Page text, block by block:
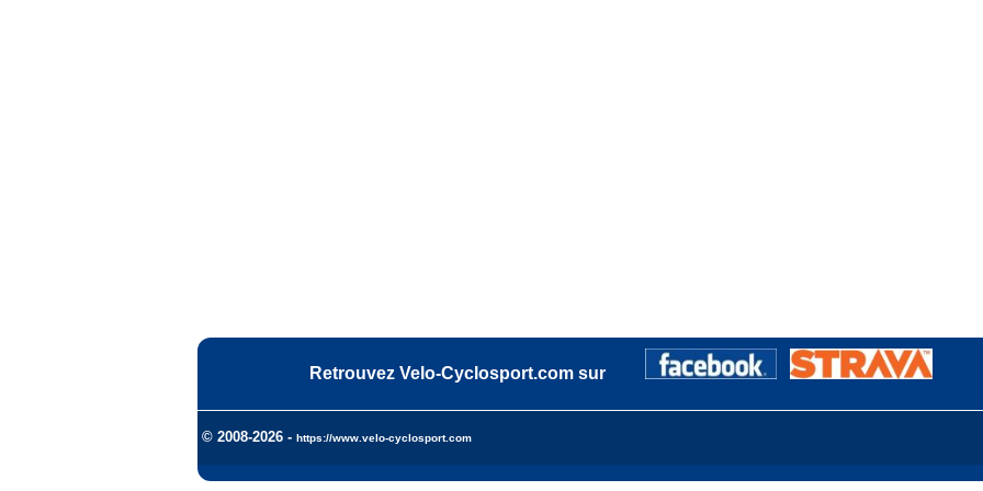
Retrouvez Velo-Cyclosport.com sur
© 2008-2026 - https://www.velo-cyclosport.com